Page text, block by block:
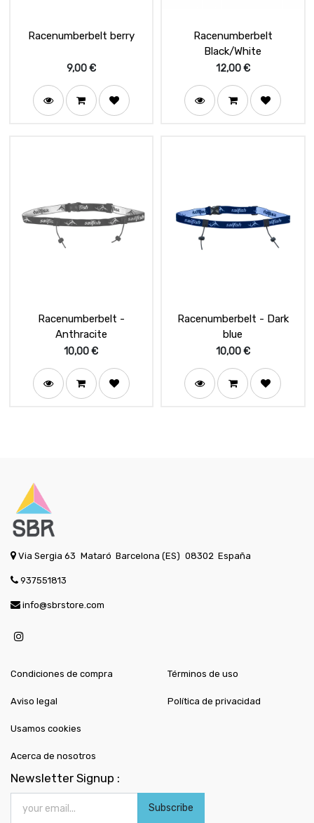
Racenumberbelt berry
9,00€
Racenumberbelt
Black/White
12,00€
Racenumberbelt -
Anthracite
10,00€
Racenumberbelt - Dark
blue
10,00€
Via Sergia 63 Mataró Barcelona (ES) 08302 España
937551813
info@sbrstore.com
Condiciones de compra
Aviso legal
Términos de uso
Política de privacidad
Usamos cookies
Acerca de nosotros
Newsletter Signup :
Subscribe